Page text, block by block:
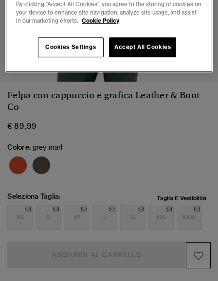
1 2 3
Felpa con cappuccio e grafica Leather & Boot
Co
€ 89,99
Colore: grey marl
Seleziona Taglia: Taglia E Vestibilità
XS S M L XL XXL XXXL
By clicking “Accept All Cookies”, you agree to the storing of cookies on
your device to enhance site navigation, analyze site usage, and assist
in our marketing efforts. Cookie Policy
Cookies Settings Accept All Cookies